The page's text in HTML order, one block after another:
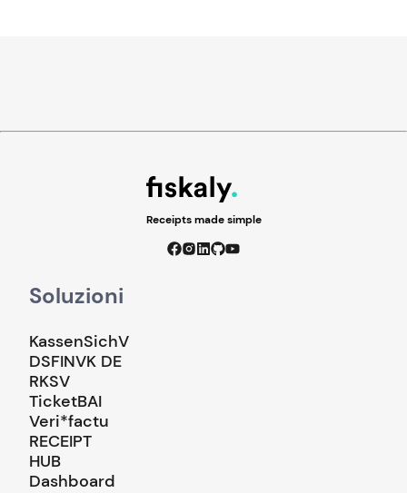
Receipts made simple
Soluzioni
KassenSichV
DSFINVK DE
RKSV
TicketBAI
Veri*factu
RECEIPT
HUB
Dashboard